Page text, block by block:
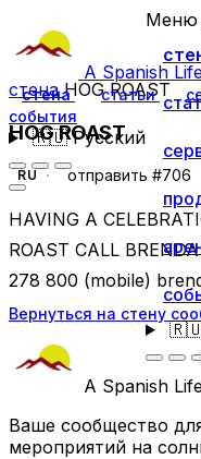
A Spanish
стена статьи
события
🇷🇺Русский
Меню
стенаHOG ROAST
HOG ROAST
RU отправить #706
HAVING A
ROAST CALL
278 800 (mobile)
Вернуться на стену
A Spanish
Ваше сообщество
мероприятий на